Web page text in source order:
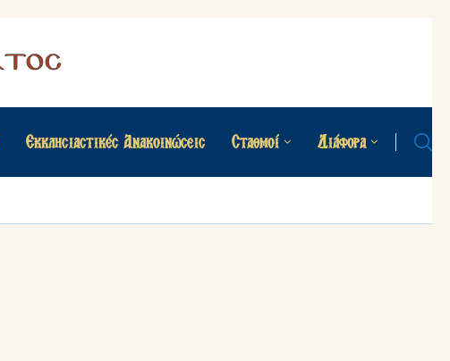
Εκκλησιαστικές Ανακοινώσεις Σταθμοί Διάφορα